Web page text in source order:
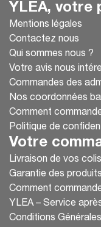
YLEA, votre
Mentions légales
Contactez nous
Qui sommes nous ?
Votre avis nous
Commandes des
Nos coordonnées
Comment
Politique de
Votre
Livraison de vos colis
Garantie des produits
Comment
YLEA – Service
Conditions